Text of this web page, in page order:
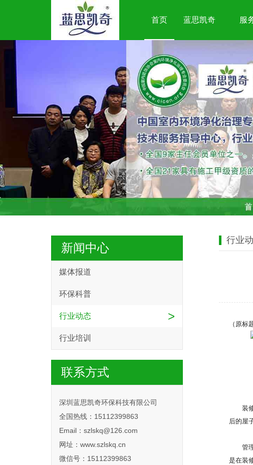
首页 蓝思凯奇 服
新闻中心
媒体报道
环保科普
行业动态 >
行业培训
联系方式
深圳蓝思凯奇环保科技有限公司
全国热线：15112399863
Email：szlskq@126.com
网址：www.szlskq.cn
微信号：15112399863
行业
（原标
装修
后的屋
管理
是在装